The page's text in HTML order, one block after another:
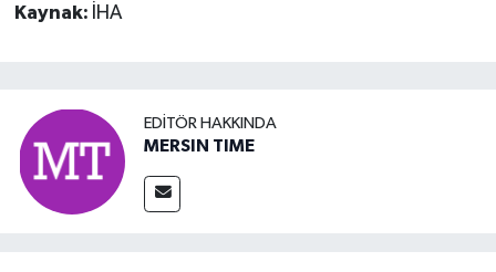
Kaynak: İHA
EDITÖR HAKKINDA
MERSIN TIME